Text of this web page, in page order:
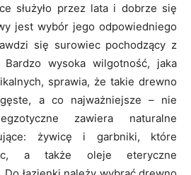
służyło przez lata i dobrze się
jest wybór jego odpowiedniego
się surowiec pochodzący z
wysoka wilgotność, jaka
sprawia, że takie drewno
a co najważniejsze – nie
zawiera naturalne
żywicę i garbniki, które
a także oleje eteryczne